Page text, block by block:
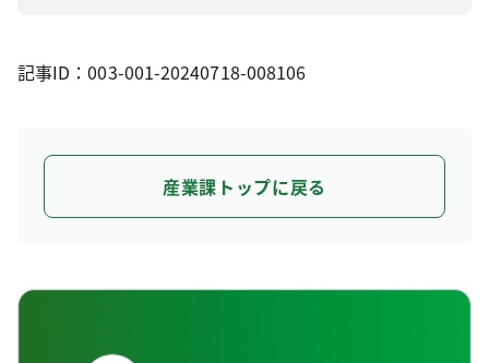
記事ID：003-001-20240718-008106
産業課トップに戻る